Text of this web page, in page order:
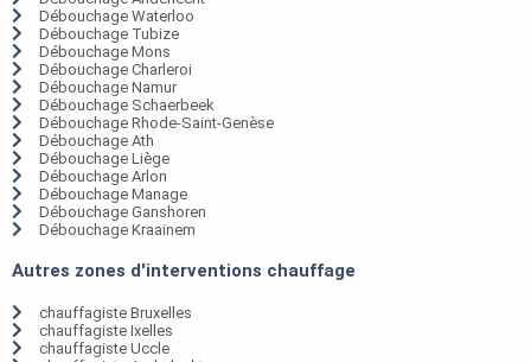
Débouchage Waterloo
Débouchage Tubize
Débouchage Mons
Débouchage Charleroi
Débouchage Namur
Débouchage Schaerbeek
Débouchage Rhode-Saint-Genèse
Débouchage Ath
Débouchage Liège
Débouchage Arlon
Débouchage Manage
Débouchage Ganshoren
Débouchage Kraainem
Autres zones d'interventions chauffage
chauffagiste Bruxelles
chauffagiste Ixelles
chauffagiste Uccle